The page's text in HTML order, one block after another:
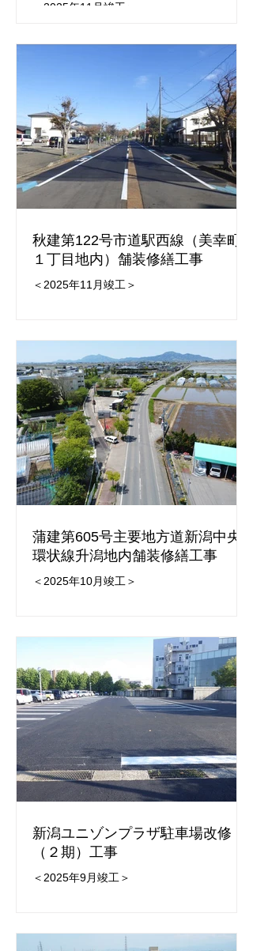
＜2025年11月竣工＞
秋建第122号市道駅西線（美幸町
１丁目地内）舗装修繕工事
＜2025年11月竣工＞
蒲建第605号主要地方道新潟中央
環状線升潟地内舗装修繕工事
＜2025年10月竣工＞
新潟ユニゾンプラザ駐車場改修
（２期）工事
＜2025年9月竣工＞